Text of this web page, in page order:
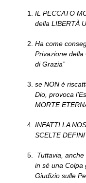
IL PECCATO
della LIBERTÀ
Ha come
Privazione della
di Grazia”
se NON è
Dio, provoca
MORTE
INFATTI LA
SCELTE
Tuttavia, anche
in sé una Colpa
Giudizio sulle